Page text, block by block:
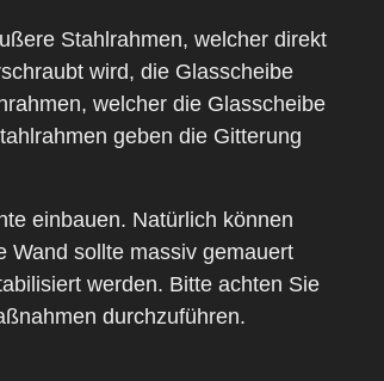
Stahlrahmen, welcher direkt
wird, die Glasscheibe
welcher die Glasscheibe
geben die Gitterung
einbauen. Natürlich können
Wand sollte massiv gemauert
werden. Bitte achten Sie
durchzuführen.